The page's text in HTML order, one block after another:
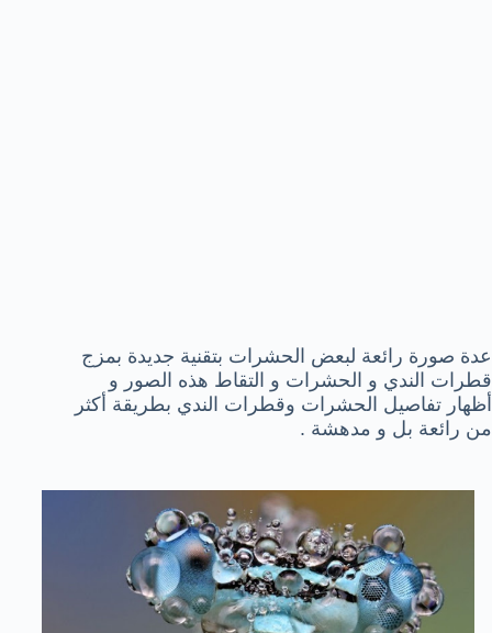
عدة صورة رائعة لبعض الحشرات بتقنية جديدة بمزج
قطرات الندي و الحشرات و التقاط هذه الصور و
أظهار تفاصيل الحشرات وقطرات الندي بطريقة أكثر
من رائعة بل و مدهشة .